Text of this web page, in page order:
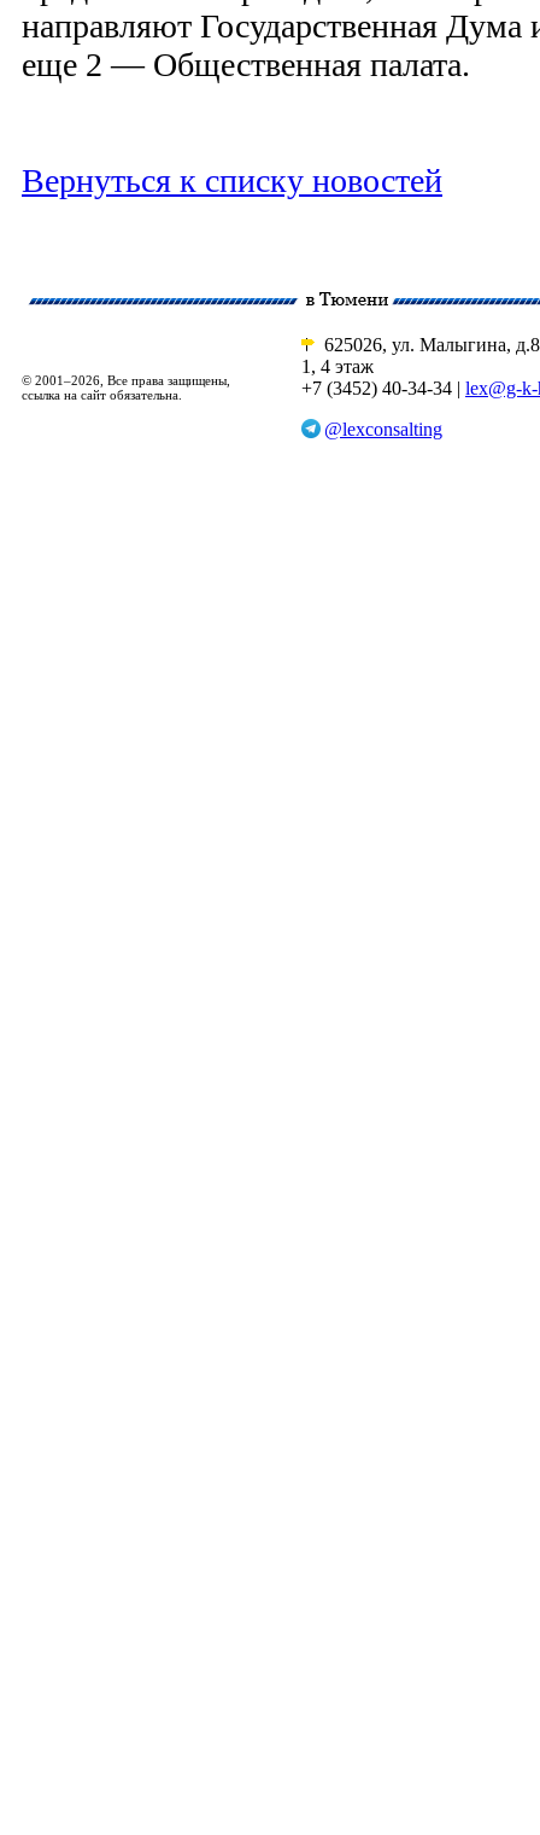
направляют Государственная
еще 2 — Общественная палата.
Вернуться к списку новостей
© 2001–2026, Все права защищены,
ссылка на сайт обязательна.
625026, ул. Малыгина,
1, 4 этаж
+7 (3452) 40-34-34 | lex@g-
@lexconsalting